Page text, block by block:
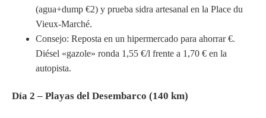
(agua+dump €2) y prueba sidra artesanal en la Place du
Vieux-Marché.
Consejo: Reposta en un hipermercado para ahorrar €.
Diésel «gazole» ronda 1,55 €/l frente a 1,70 € en la
autopista.
Día 2 – Playas del Desembarco (140 km)